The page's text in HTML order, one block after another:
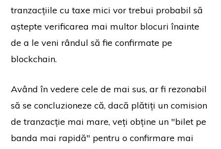
tranzacțiile cu taxe mici vor trebui probabil să
aștepte verificarea mai multor blocuri înainte
de a le veni rândul să fie confirmate pe
blockchain.
Având în vedere cele de mai sus, ar fi rezonabil
să se concluzioneze că, dacă plătiți un comision
de tranzacție mai mare, veți obține un "bilet pe
banda mai rapidă" pentru o confirmare mai